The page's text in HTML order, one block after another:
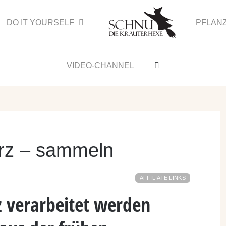
DO IT YOURSELF
VIDEO-CHANNEL
– sammeln
AFFILIATE LINKS
werden